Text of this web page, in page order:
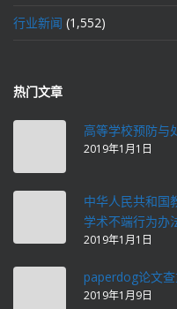
行业新闻 (1,552)
热门文章
高等学校预防与
2019年1月1日
中华人民共和国
学术不端行为办
2019年1月1日
paperdog论文查
2019年1月9日